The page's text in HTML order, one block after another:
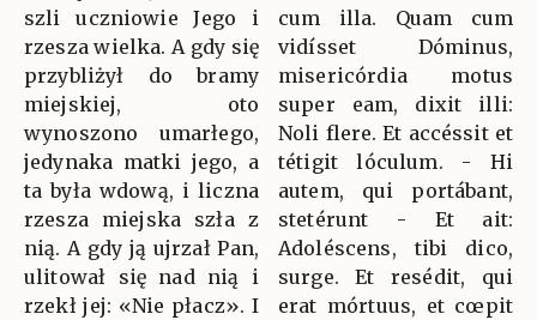
szli uczniowie Jego i
rzesza wielka. A gdy się
przybliżył do bramy
miejskiej, oto
wynoszono umarłego,
jedynaka matki jego, a
ta była wdową, i liczna
rzesza miejska szła z
nią. A gdy ją ujrzał Pan,
ulitował się nad nią i
rzekł jej: «Nie płacz». I
cum illa. Quam cum
vidísset Dóminus,
misericórdia motus
super eam, dixit illi:
Noli flere. Et accéssit et
tétigit lóculum. - Hi
autem, qui portábant,
stetérunt - Et ait:
Adoléscens, tibi dico,
surge. Et resédit, qui
erat mórtuus, et cœpit